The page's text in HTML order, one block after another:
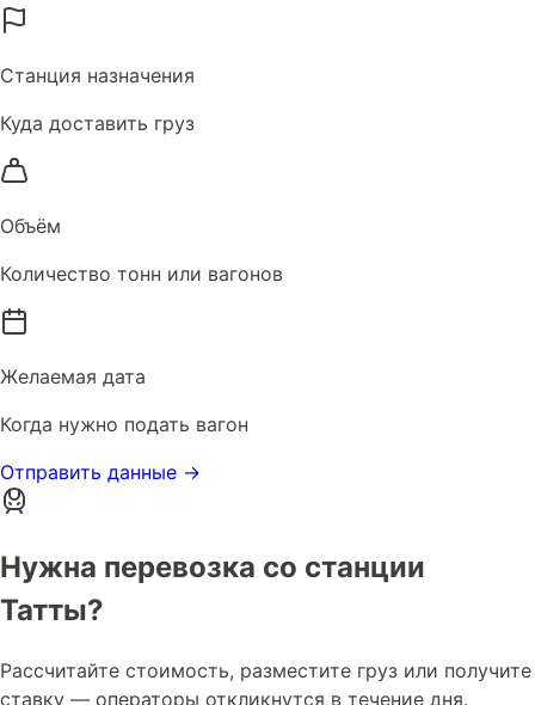
Станция назначения
Куда доставить груз
Объём
Количество тонн или вагонов
Желаемая дата
Когда нужно подать вагон
Отправить данные →
Нужна перевозка со станции
Татты?
Рассчитайте стоимость, разместите груз или получите
ставку — операторы откликнутся в течение дня.